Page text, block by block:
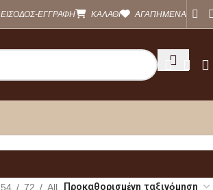
ΕΙΣΟΔΟΣ-ΕΓΓΡΑΦΗ ΚΑΛΑΘΙ ΑΓΑΠΗΜΕΝΑ
54 72 All